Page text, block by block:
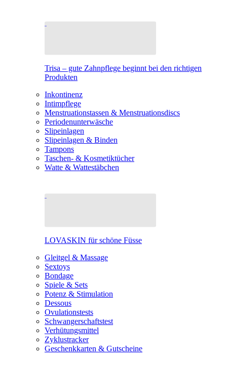
Trisa – gute Zahnpflege beginnt bei den richtigen
Produkten
Inkontinenz
Intimpflege
Menstruationstassen & Menstruationsdiscs
Periodenunterwäsche
Slipeinlagen
Slipeinlagen & Binden
Tampons
Taschen- & Kosmetiktücher
Watte & Wattestäbchen
LOVASKIN für schöne Füsse
Gleitgel & Massage
Sextoys
Bondage
Spiele & Sets
Potenz & Stimulation
Dessous
Ovulationstests
Schwangerschaftstest
Verhütungsmittel
Zyklustracker
Geschenkkarten & Gutscheine